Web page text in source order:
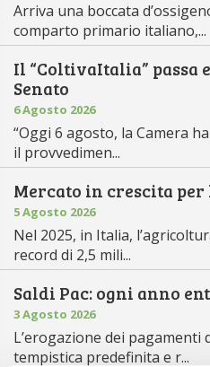
Arriva una boccata
comparto primario italiano,...
Il “ColtivaItalia” passa
Senato
6 Agosto 2026
“Oggi 6 agosto, la Camera
il provvedimen...
Mercato in crescita per
5 Agosto 2026
Nel 2025, in Italia,
record di 2,5 mili...
Saldi Pac: ogni anno
3 Agosto 2026
L’erogazione dei pagamenti
tempistica predefinita e r...